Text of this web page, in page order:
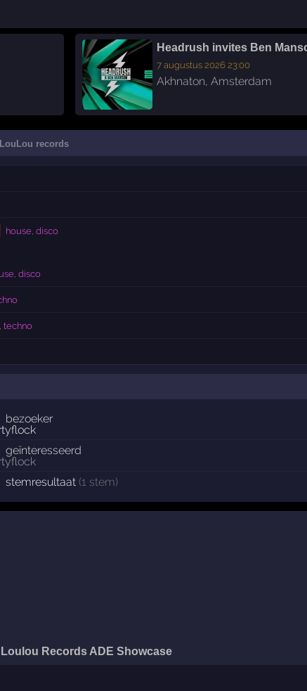
Headrush invites Ben
7 augustus 2026 23:00
Akhnaton,Amsterdam
records
house, disco
disco
techno
bezoeker
geïnteresseerd
stemresultaat (1 stem)
Records ADE Showcase